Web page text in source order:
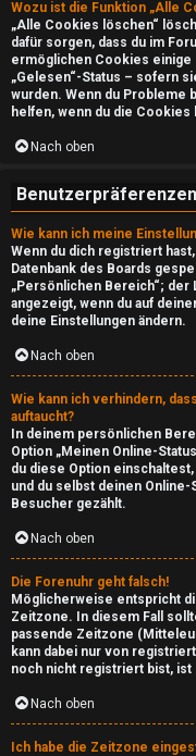
n
b
e
a
n
t
w
o
r
t
e
t
e
T
h
e
m
e
n
Wozu ist die Funktion „Alle
„Alle Cookies löschen“
dafür sorgen, dass du im
ermöglichen Cookies
„Gelesen“-Status – sofern
wurden. Wenn du Probleme
helfen, wenn du die Cookies
Nach oben
Wie kann ich meine
Wenn du dich registriert
Datenbank des Boards
„Persönlichen Bereich“; der
angezeigt, wenn du auf
deine Einstellungen ändern.
Nach oben
Wie kann ich verhindern,
auftaucht?
In deinem persönlichen
Option „Meinen Online-
du diese Option
und du selbst deinen
Besucher gezählt.
Nach oben
Die Forenuhr geht falsch!
Möglicherweise entspricht
Zeitzone. In diesem Fall
passende Zeitzone
kann dabei nur von
noch nicht registriert bist, ist
Nach oben
Ich habe die Zeitzone
l
a
y
↳
e
P
l
a
y
A
l
l
g
e
m
e
i
n